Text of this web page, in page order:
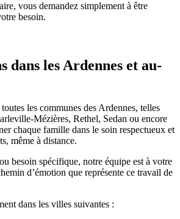
vous demandez simplement à être
besoin.
dans les Ardennes et au-
les communes des Ardennes, telles
Mézières, Rethel, Sedan ou encore
chaque famille dans le soin respectueux et
même à distance.
besoin spécifique, notre équipe est à votre
d’émotion que représente ce travail de
dans les villes suivantes :